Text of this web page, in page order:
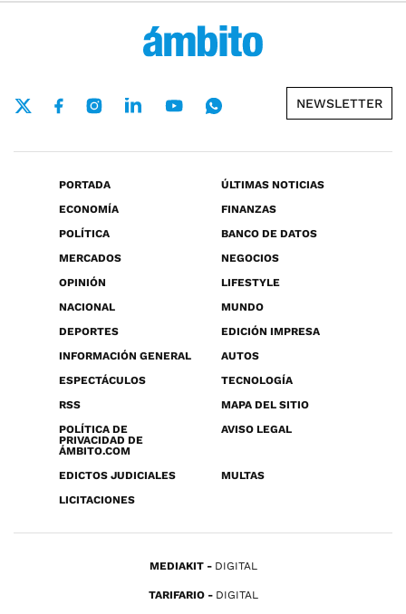
NEWSLETTER
PORTADA
ÚLTIMAS NOTICIAS
ECONOMÍA
FINANZAS
POLÍTICA
BANCO DE DATOS
MERCADOS
NEGOCIOS
OPINIÓN
LIFESTYLE
NACIONAL
MUNDO
DEPORTES
EDICIÓN IMPRESA
INFORMACIÓN GENERAL
AUTOS
ESPECTÁCULOS
TECNOLOGÍA
RSS
MAPA DEL SITIO
POLÍTICA DE
PRIVACIDAD DE
ÁMBITO.COM
AVISO LEGAL
EDICTOS JUDICIALES
MULTAS
LICITACIONES
MEDIAKIT DIGITAL
TARIFARIO DIGITAL